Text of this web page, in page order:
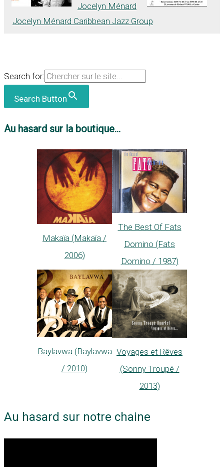
Jocelyn Ménard
Jocelyn Ménard Caribbean Jazz Group
Search for:
Search Button
Au hasard sur la boutique...
Makaïa (Makaïa /
2006)
The Best Of Fats
Domino (Fats
Domino / 1987)
Baylavwa (Baylavwa
/ 2010)
Voyages et Rêves
(Sonny Troupé /
2013)
Au hasard sur notre chaine